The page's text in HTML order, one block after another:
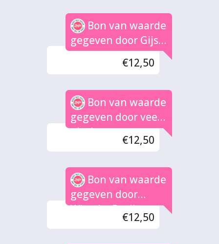
Bon van waarde
gegeven door Gijs
Peters
€12,50
Bon van waarde
gegeven door veel
plezier
€12,50
Bon van waarde
gegeven door
Wietske Draijer
€12,50